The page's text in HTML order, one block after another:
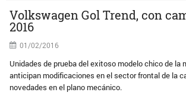
Volkswagen Gol Trend, con
2016
01/02/2016
Unidades de prueba del exitoso modelo chico de la
anticipan modificaciones en el sector frontal de la
novedades en el plano mecánico.